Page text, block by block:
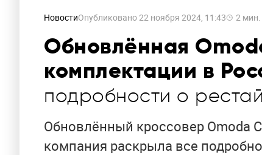
НовостиОпубликовано22 ноября 2024, 11:43 2 мин.
Обновлённая
комплектации в
подробности о
Обновлённый кроссовер Omoda
компания раскрыла все